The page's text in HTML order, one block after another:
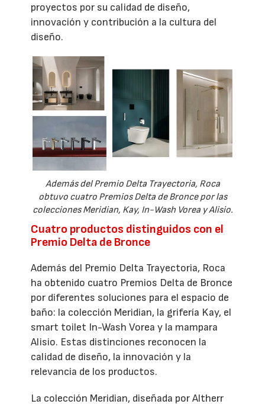
proyectos por su calidad de diseño,
innovación y contribución a la cultura del
diseño.
Además del Premio Delta Trayectoria, Roca
obtuvo cuatro Premios Delta de Bronce por las
colecciones Meridian, Kay, In-Wash Vorea y Alisio.
Cuatro productos distinguidos con el
Premio Delta de Bronce
Además del Premio Delta Trayectoria, Roca
ha obtenido cuatro Premios Delta de Bronce
por diferentes soluciones para el espacio de
baño: la colección Meridian, la grifería Kay, el
smart toilet In-Wash Vorea y la mampara
Alisio. Estas distinciones reconocen la
calidad de diseño, la innovación y la
relevancia de los productos.
La colección Meridian, diseñada por Altherr